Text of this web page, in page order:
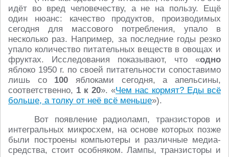
идёт во вред человечеству, а не на пользу. Ещё
один нюанс: качество продуктов, производимых
сегодня для массового потребления, упало в
несколько раз. Например, за последние годы резко
упало количество питательных веществ в овощах и
фруктах. Исследования показывают, что «одно
яблоко 1950 г. по своей питательности сопоставимо
лишь со 100 яблоками сегодня, а апельсины,
соответственно, 1 к 20». «Чем нас кормят? Еды всё
больше, а толку от неё всё меньше»).
Вот появление радиоламп, транзисторов и
интегральных микросхем, на основе которых позже
были построены компьютеры и различные медиа-
средства, стоит особняком. Лампы, транзисторы и